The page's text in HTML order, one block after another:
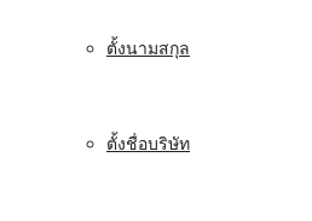
ตั้งนามสกุล
ตั้งชื่อบริษัท